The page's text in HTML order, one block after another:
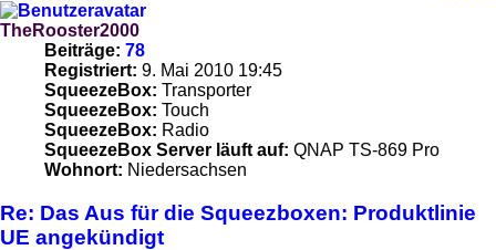
TheRooster2000
Beiträge: 78
Registriert: 9. Mai 2010 19:45
SqueezeBox: Transporter
SqueezeBox: Touch
SqueezeBox: Radio
SqueezeBox Server läuft auf: QNAP TS-869 Pro
Wohnort: Niedersachsen
Re: Das Aus für die Squeezboxen: Produktlinie
UE angekündigt